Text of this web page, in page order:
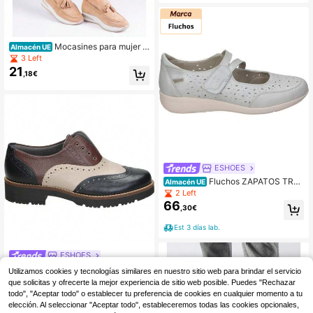
Almacén UE Mocasines para mujer e
n color beige con plataforma y deco
ración de Selerina
3 Left
21 ,18€
ESHOES
Almacén UE PITILLOS | Zapatos de
Piel Pitillos para Mujer – Zapato Oxf
ord Marrón, Beige y Azul Marino – Z
apato Plano sin Cierre – Slip On – Es
tilosos y Cómodos – Versátiles – Mo
75,84€
Est 3 días lab.
y Versátiles – Combinables – Model
o 26E06
ESHOES
Almacén UE Fluchos ZAPATOS TREI
NTA´S 4108 SEÑORA PLATA
2 Left
66 ,30€
Est 3 días lab.
Utilizamos cookies y tecnologías similares en nuestro sitio web para brindar el servicio
que solicitas y ofrecerte la mejor experiencia de sitio web posible. Puedes "Rechazar
todo", "Aceptar todo" o establecer tu preferencia de cookies en cualquier momento a tu
elección. Al seleccionar "Aceptar todo", estableceremos todas las cookies opcionales,